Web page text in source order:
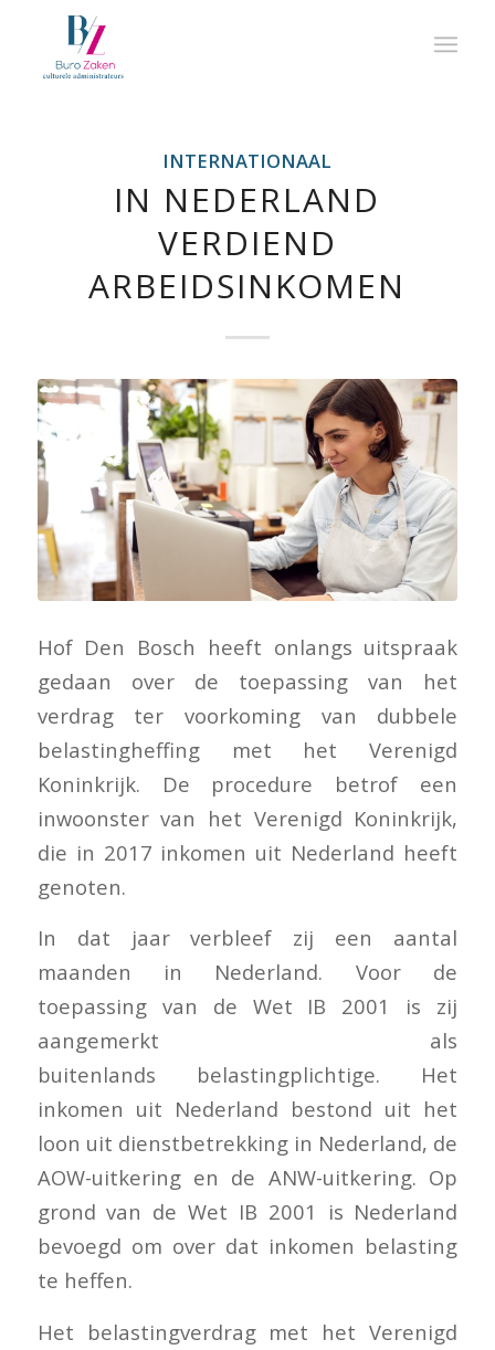
INTERNATIONAAL
IN NEDERLAND
VERDIEND
ARBEIDSINKOMEN
Hof Den Bosch heeft onlangs uitspraak
gedaan over de toepassing van het
verdrag ter voorkoming van dubbele
belastingheffing met het Verenigd
Koninkrijk. De procedure betrof een
inwoonster van het Verenigd Koninkrijk,
die in 2017 inkomen uit Nederland heeft
genoten.
In dat jaar verbleef zij een aantal
maanden in Nederland. Voor de
toepassing van de Wet IB 2001 is zij
aangemerkt als
buitenlands belastingplichtige. Het
inkomen uit Nederland bestond uit het
loon uit dienstbetrekking in Nederland, de
AOW-uitkering en de ANW-uitkering. Op
grond van de Wet IB 2001 is Nederland
bevoegd om over dat inkomen belasting
te heffen.
Het belastingverdrag met het Verenigd